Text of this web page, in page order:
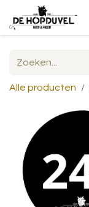
Alle producten